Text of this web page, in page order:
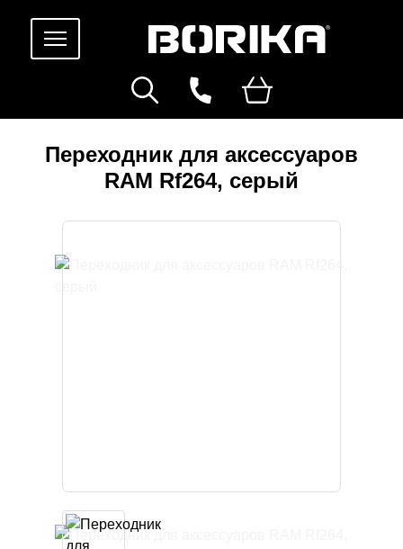
Переходник для аксессуаров
RAM Rf264, серый